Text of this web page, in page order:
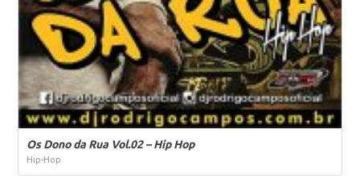
Os Dono da Rua Vol.02 – Hip Hop
Hip-Hop